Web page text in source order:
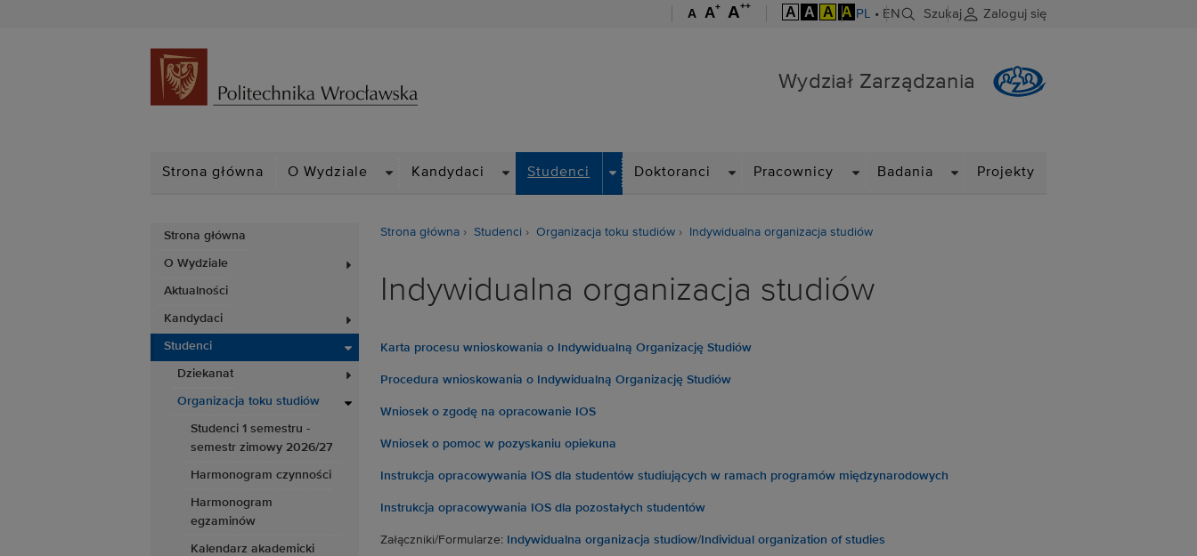
A A+ A++ A A A A PL • EN Szukaj Zaloguj się
Wydział Zarządzania
Strona główna O Wydziale Kandydaci Studenci
DROPDOWN
Doktoranci Pracownicy Badania Projekty
Strona główna
O Wydziale
Aktualności
Kandydaci
Studenci
Dziekanat
Organizacja toku studiów
Studenci 1 semestru -
semestr zimowy 2026/27
Harmonogram czynności
Harmonogram
egzaminów
Kalendarz akademicki
Strona główna Studenci Organizacja toku studiów Indywidualna organizacja studiów
Indywidualna organizacja studiów
Karta procesu wnioskowania o Indywidualną Organizację Studiów
Procedura wnioskowania o Indywidualną Organizację Studiów
Wniosek o zgodę na opracowanie IOS
Wniosek o pomoc w pozyskaniu opiekuna
Instrukcja opracowywania IOS dla studentów studiujących w ramach programów międzynarodowych
Instrukcja opracowywania IOS dla pozostałych studentów
Załączniki/Formularze: Indywidualna organizacja studiow/Individual organization of studies